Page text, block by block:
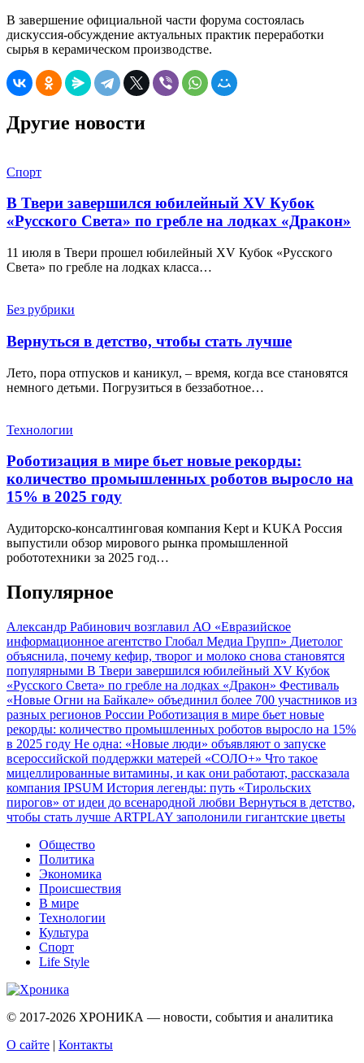
В завершение официальной части форума состоялась
дискуссия-обсуждение актуальных практик переработки
сырья в керамическом производстве.
Другие новости
Спорт
В Твери завершился юбилейный XV Кубок
«Русского Света» по гребле на лодках «Дракон»
11 июля в Твери прошел юбилейный XV Кубок «Русского
Света» по гребле на лодках класса…
Без рубрики
Вернуться в детство, чтобы стать лучше
Лето, пора отпусков и каникул, – время, когда все становятся
немного детьми. Погрузиться в беззаботное…
Технологии
Роботизация в мире бьет новые рекорды:
количество промышленных роботов выросло на
15% в 2025 году
Аудиторско-консалтинговая компания Kept и KUKA Россия
выпустили обзор мирового рынка промышленной
робототехники за 2025 год…
Популярное
Александр Рабинович возглавил АО «Евразийское
информационное агентство Глобал Медиа Групп» Диетолог
объяснила, почему кефир, творог и молоко снова становятся
популярными В Твери завершился юбилейный XV Кубок
«Русского Света» по гребле на лодках «Дракон» Фестиваль
«Новые Огни на Байкале» объединил более 700 участников из
разных регионов России Роботизация в мире бьет новые
рекорды: количество промышленных роботов выросло на 15%
в 2025 году Не одна: «Новые люди» объявляют о запуске
всероссийской поддержки матерей «СОЛО+» Что такое
мицеллированные витамины, и как они работают, рассказала
компания IPSUM История легенды: путь «Тирольских
пирогов» от идеи до всенародной любви Вернуться в детство,
чтобы стать лучше ARTPLAY заполонили гигантские цветы
Общество
Политика
Экономика
Происшествия
В мире
Технологии
Культура
Спорт
Life Style
© 2017-2026 ХРОНИКА — новости, события и аналитика
О сайте | Контакты